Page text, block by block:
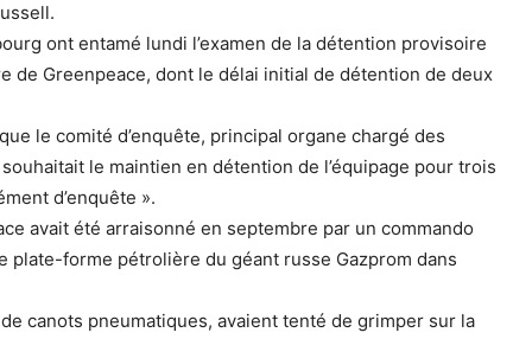
ont entamé lundi l’examen de la détention provisoire
de Greenpeace, dont le délai initial de détention de deux
le comité d’enquête, principal organe chargé des
le maintien en détention de l’équipage pour trois
d’enquête ».
avait été arraisonné en septembre par un commando
plate-forme pétrolière du géant russe Gazprom dans
canots pneumatiques, avaient tenté de grimper sur la